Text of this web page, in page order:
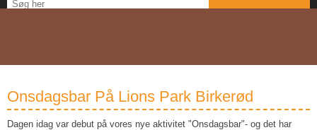
Onsdagsbar På Lions Park Birkerød
Dagen idag var debut på vores nye aktivitet "Onsdagsbar"- og det har